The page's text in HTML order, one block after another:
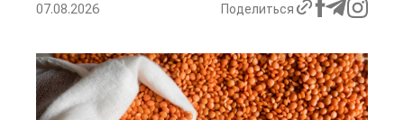
07.08.2026 Поделиться